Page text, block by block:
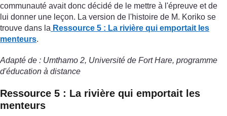
communauté avait donc décidé de le mettre à l'épreuve et de
lui donner une leçon. La version de l'histoire de M. Koriko se
trouve dans la Ressource 5 : La rivière qui emportait les
menteurs.
Adapté de : Umthamo 2, Université de Fort Hare, programme
d'éducation à distance
Ressource 5 : La rivière qui emportait les
menteurs